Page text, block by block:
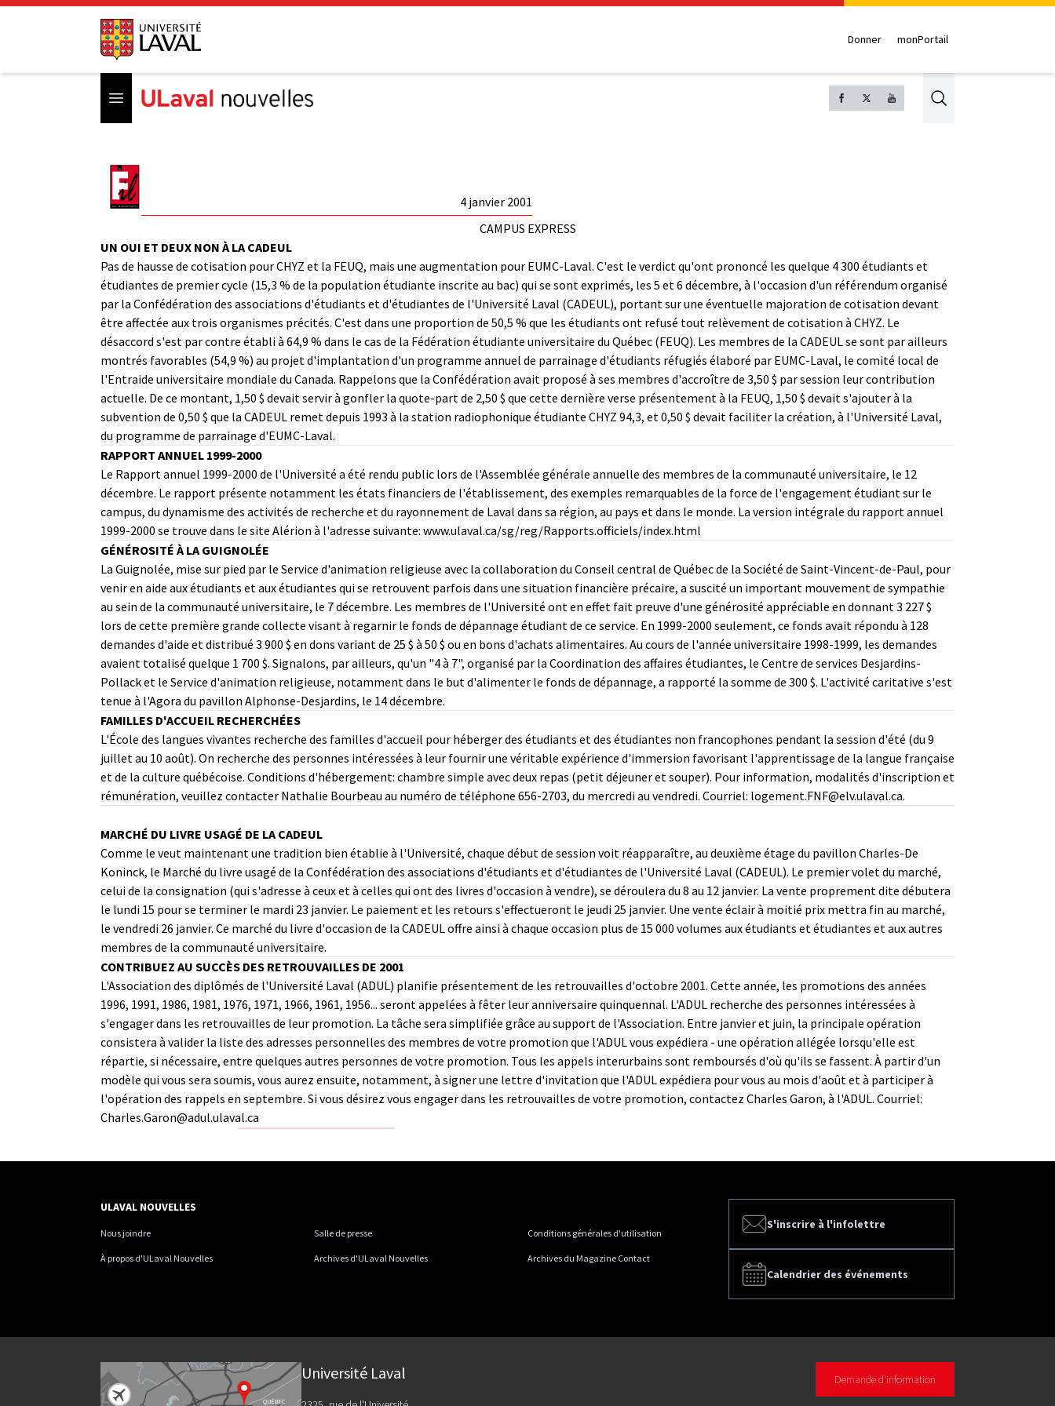
Donner monPortail
Open menu Search
4 janvier 2001
CAMPUS EXPRESS
UN OUI ET DEUX NON À LA CADEUL
Pas de hausse de cotisation pour CHYZ et la FEUQ, mais une augmentation pour EUMC-Laval. C'est le verdict qu'ont prononcé les quelque 4 300 étudiants et
étudiantes de premier cycle (15,3 % de la population étudiante inscrite au bac) qui se sont exprimés, les 5 et 6 décembre, à l'occasion d'un référendum organisé
par la Confédération des associations d'étudiants et d'étudiantes de l'Université Laval (CADEUL), portant sur une éventuelle majoration de cotisation devant
être affectée aux trois organismes précités. C'est dans une proportion de 50,5 % que les étudiants ont refusé tout relèvement de cotisation à CHYZ. Le
désaccord s'est par contre établi à 64,9 % dans le cas de la Fédération étudiante universitaire du Québec (FEUQ). Les membres de la CADEUL se sont par ailleurs
montrés favorables (54,9 %) au projet d'implantation d'un programme annuel de parrainage d'étudiants réfugiés élaboré par EUMC-Laval, le comité local de
l'Entraide universitaire mondiale du Canada. Rappelons que la Confédération avait proposé à ses membres d'accroître de 3,50 $ par session leur contribution
actuelle. De ce montant, 1,50 $ devait servir à gonfler la quote-part de 2,50 $ que cette dernière verse présentement à la FEUQ, 1,50 $ devait s'ajouter à la
subvention de 0,50 $ que la CADEUL remet depuis 1993 à la station radiophonique étudiante CHYZ 94,3, et 0,50 $ devait faciliter la création, à l'Université Laval,
du programme de parrainage d'EUMC-Laval.
RAPPORT ANNUEL 1999-2000
Le Rapport annuel 1999-2000 de l'Université a été rendu public lors de l'Assemblée générale annuelle des membres de la communauté universitaire, le 12
décembre. Le rapport présente notamment les états financiers de l'établissement, des exemples remarquables de la force de l'engagement étudiant sur le
campus, du dynamisme des activités de recherche et du rayonnement de Laval dans sa région, au pays et dans le monde. La version intégrale du rapport annuel
1999-2000 se trouve dans le site Alérion à l'adresse suivante: www.ulaval.ca/sg/reg/Rapports.officiels/index.html
GÉNÉROSITÉ À LA GUIGNOLÉE
La Guignolée, mise sur pied par le Service d'animation religieuse avec la collaboration du Conseil central de Québec de la Société de Saint-Vincent-de-Paul, pour
venir en aide aux étudiants et aux étudiantes qui se retrouvent parfois dans une situation financière précaire, a suscité un important mouvement de sympathie
au sein de la communauté universitaire, le 7 décembre. Les membres de l'Université ont en effet fait preuve d'une générosité appréciable en donnant 3 227 $
lors de cette première grande collecte visant à regarnir le fonds de dépannage étudiant de ce service. En 1999-2000 seulement, ce fonds avait répondu à 128
demandes d'aide et distribué 3 900 $ en dons variant de 25 $ à 50 $ ou en bons d'achats alimentaires. Au cours de l'année universitaire 1998-1999, les demandes
avaient totalisé quelque 1 700 $. Signalons, par ailleurs, qu'un "4 à 7", organisé par la Coordination des affaires étudiantes, le Centre de services Desjardins-
Pollack et le Service d'animation religieuse, notamment dans le but d'alimenter le fonds de dépannage, a rapporté la somme de 300 $. L'activité caritative s'est
tenue à l'Agora du pavillon Alphonse-Desjardins, le 14 décembre.
FAMILLES D'ACCUEIL RECHERCHÉES
L'École des langues vivantes recherche des familles d'accueil pour héberger des étudiants et des étudiantes non francophones pendant la session d'été (du 9
juillet au 10 août). On recherche des personnes intéressées à leur fournir une véritable expérience d'immersion favorisant l'apprentissage de la langue française
et de la culture québécoise. Conditions d'hébergement: chambre simple avec deux repas (petit déjeuner et souper). Pour information, modalités d'inscription et
rémunération, veuillez contacter Nathalie Bourbeau au numéro de téléphone 656-2703, du mercredi au vendredi. Courriel: logement.FNF@elv.ulaval.ca.
MARCHÉ DU LIVRE USAGÉ DE LA CADEUL
Comme le veut maintenant une tradition bien établie à l'Université, chaque début de session voit réapparaître, au deuxième étage du pavillon Charles-De
Koninck, le Marché du livre usagé de la Confédération des associations d'étudiants et d'étudiantes de l'Université Laval (CADEUL). Le premier volet du marché,
celui de la consignation (qui s'adresse à ceux et à celles qui ont des livres d'occasion à vendre), se déroulera du 8 au 12 janvier. La vente proprement dite débutera
le lundi 15 pour se terminer le mardi 23 janvier. Le paiement et les retours s'effectueront le jeudi 25 janvier. Une vente éclair à moitié prix mettra fin au marché,
le vendredi 26 janvier. Ce marché du livre d'occasion de la CADEUL offre ainsi à chaque occasion plus de 15 000 volumes aux étudiants et étudiantes et aux autres
membres de la communauté universitaire.
CONTRIBUEZ AU SUCCÈS DES RETROUVAILLES DE 2001
L'Association des diplômés de l'Université Laval (ADUL) planifie présentement de les retrouvailles d'octobre 2001. Cette année, les promotions des années
1996, 1991, 1986, 1981, 1976, 1971, 1966, 1961, 1956... seront appelées à fêter leur anniversaire quinquennal. L'ADUL recherche des personnes intéressées à
s'engager dans les retrouvailles de leur promotion. La tâche sera simplifiée grâce au support de l'Association. Entre janvier et juin, la principale opération
consistera à valider la liste des adresses personnelles des membres de votre promotion que l'ADUL vous expédiera - une opération allégée lorsqu'elle est
répartie, si nécessaire, entre quelques autres personnes de votre promotion. Tous les appels interurbains sont remboursés d'où qu'ils se fassent. À partir d'un
modèle qui vous sera soumis, vous aurez ensuite, notamment, à signer une lettre d'invitation que l'ADUL expédiera pour vous au mois d'août et à participer à
l'opération des rappels en septembre. Si vous désirez vous engager dans les retrouvailles de votre promotion, contactez Charles Garon, à l'ADUL. Courriel:
Charles.Garon@adul.ulaval.ca
S'inscrire à l'infolettre
Calendrier des événements
ULAVAL NOUVELLES
Nous joindre Salle de presse Conditions générales d'utilisation
À propos d'ULaval Nouvelles Archives d'ULaval Nouvelles Archives du Magazine Contact
Université Laval Demande d'information